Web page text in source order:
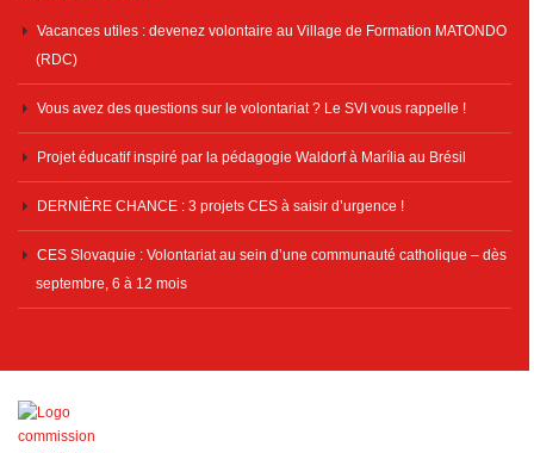
Vacances utiles : devenez volontaire au Village de Formation MATONDO
(RDC)
Vous avez des questions sur le volontariat ? Le SVI vous rappelle !
Projet éducatif inspiré par la pédagogie Waldorf à Marília au Brésil
DERNIÈRE CHANCE : 3 projets CES à saisir d’urgence !
CES Slovaquie : Volontariat au sein d’une communauté catholique – dès
septembre, 6 à 12 mois